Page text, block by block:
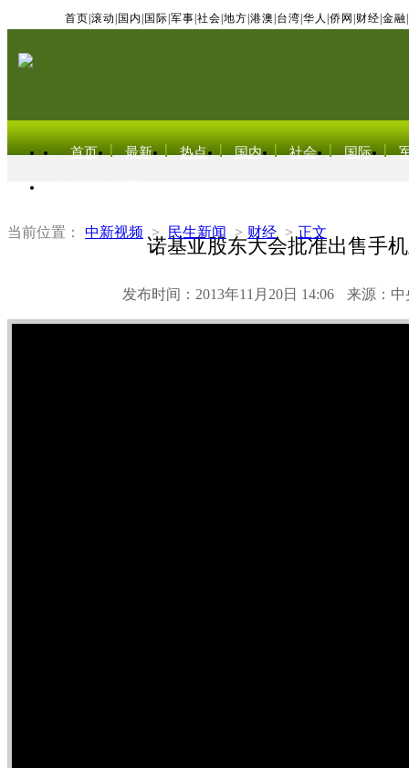
首页 滚动 国内 国际 军事 社会 地方 港澳 台湾 华人 侨网 财经 金融
首页 最新 热点 国内 社会 国际
当前位置： 中新视频 > 民生新闻 > 财经 > 正文
诺基亚股东大会批准出售手
发布时间：2013年11月20日 14:06 来源：中